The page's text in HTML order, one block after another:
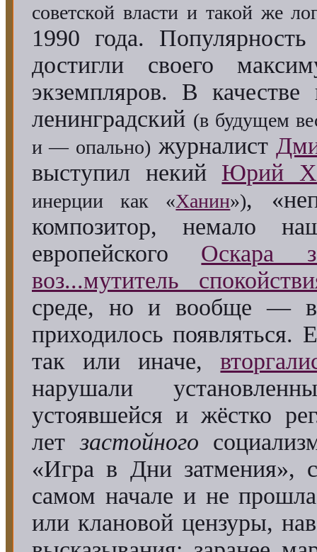
советской власти и такой же
1990 года.
достигли своего
экземпляров. В
ленинградский (в будущем
и — опально) журналист
выступил некий Юрий
инерции как «Ханин»),
композитор, немало
европейского Оскара
воз...мутитель
среде, но и вообще — в
приходилось появляться.
так или иначе,
нарушали
устоявшейся и жёстко
летзастойного
«Игра в Дни затмения»,
самом начале и не
или клановой цензуры,